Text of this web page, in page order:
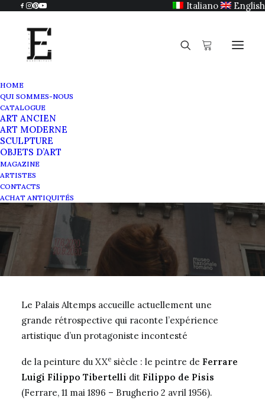
Italiano English
HOME
QUI SOMMES-NOUS
CATALOGUE
ART ANCIEN
ART MODERNE
SCULPTURE
OBJETS D’ART
MAGAZINE
ARTISTES
CONTACTS
ACHAT ANTIQUITÉS
NOVEMBRE 10, 2020
Le Palais Altemps accueille actuellement une
grande rétrospective qui raconte l’expérience
artistique d’un protagoniste incontesté
de la peinture du XXe siècle : le peintre de Ferrare
Luigi Filippo Tibertelli dit Filippo de Pisis
(Ferrare, 11 mai 1896 – Brugherio 2 avril 1956).